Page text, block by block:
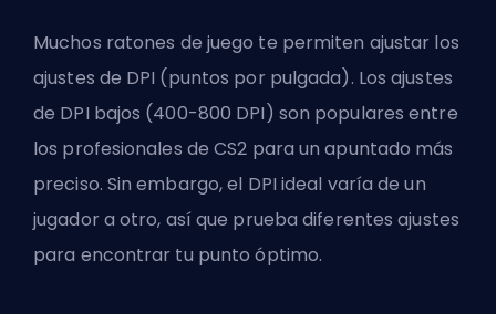
Muchos ratones de juego te permiten ajustar los
ajustes de DPI (puntos por pulgada). Los ajustes
de DPI bajos (400-800 DPI) son populares entre
los profesionales de CS2 para un apuntado más
preciso. Sin embargo, el DPI ideal varía de un
jugador a otro, así que prueba diferentes ajustes
para encontrar tu punto óptimo.